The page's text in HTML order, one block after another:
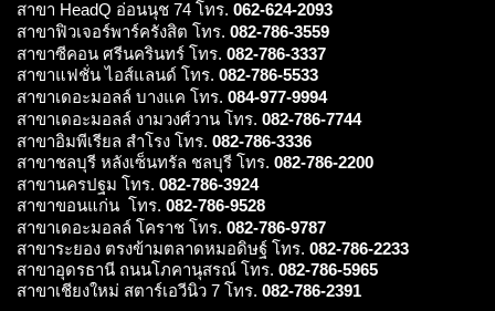
สาขา HeadQ อ่อนนุช 74 โทร. 062-624-2093
สาขาฟิวเจอร์พาร์ครังสิต โทร. 082-786-3559
สาขาซีคอน ศรีนครินทร์ โทร. 082-786-3337
สาขาแฟชั่น ไอส์แลนด์ โทร. 082-786-5533
สาขาเดอะมอลล์ บางแค โทร. 084-977-9994
สาขาเดอะมอลล์ งามวงศ์วาน โทร. 082-786-7744
สาขาอิมพีเรียล สำโรง โทร. 082-786-3336
สาขาชลบุรี หลังเซ็นทรัล ชลบุรี โทร. 082-786-2200
สาขานครปฐม โทร. 082-786-3924
สาขาขอนแก่น โทร. 082-786-9528
สาขาเดอะมอลล์ โคราช โทร. 082-786-9787
สาขาระยอง ตรงข้ามตลาดหมอดิษฐ์ โทร. 082-786-2233
สาขาอุดรธานี ถนนโภคานุสรณ์ โทร. 082-786-5965
สาขาเชียงใหม่ สตาร์เอวีนิว 7 โทร. 082-786-2391